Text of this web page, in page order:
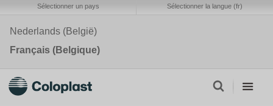
Sélectionner un pays Sélectionner la langue (fr)
Nederlands (België)
Français (Belgique)